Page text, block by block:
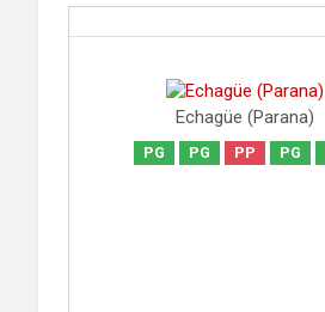
Echagüe (Parana)
PG PG PP PG